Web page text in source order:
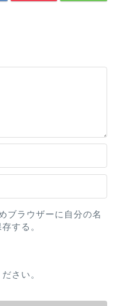
ブラウザーに自分の名
する。
さい。